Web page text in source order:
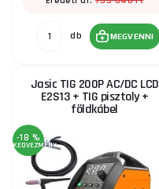
db MEGVENNI
Jasic TIG 200P AC/DC LCD
E2S13 + TIG pisztoly +
földkábel
-18 %
KEDVEZMÉNY